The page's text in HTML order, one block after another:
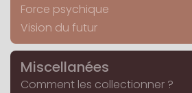
Force psychique
Vision du futur
Miscellanées
Comment les collectionner ?